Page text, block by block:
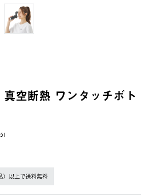
空断熱 ワンタッチボト
以上で送料無料